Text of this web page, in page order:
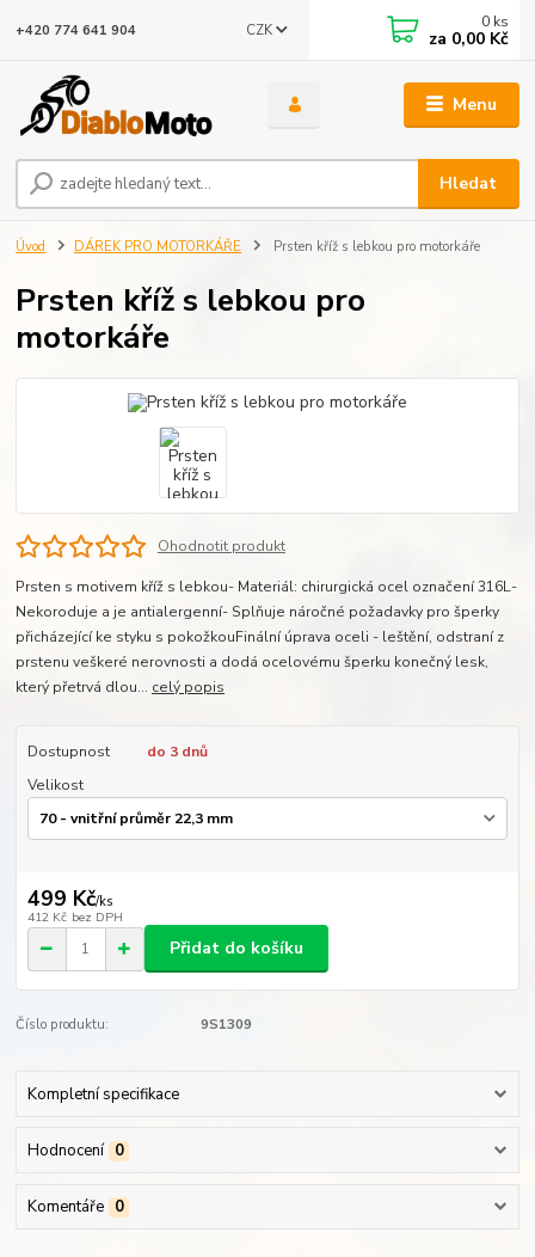
Menu
CZK
Hledat
+420 774 641 904 0 ks
za 0,00 Kč
Úvod DÁREK PRO MOTORKÁŘE Prsten kříž s lebkou pro motorkáře
Prsten kříž s lebkou pro
motorkáře
Ohodnotit produkt
Prsten s motivem kříž s lebkou- Materiál: chirurgická ocel označení 316L-
Nekoroduje a je antialergenní- Splňuje náročné požadavky pro šperky
přicházející ke styku s pokožkouFinální úprava oceli - leštění, odstraní z
prstenu veškeré nerovnosti a dodá ocelovému šperku konečný lesk,
který přetrvá dlou... celý popis
Dostupnost
do 3 dnů
Velikost
499 Kč/ks
412 Kč bez DPH
Přidat do košíku
Číslo produktu: 9S1309
Kompletní specifikace
Hodnocení 0
Komentáře 0